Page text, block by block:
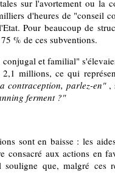
sur l'avortement ou la
d'heures de "conseil
Pour beaucoup de
% de ces subventions.
et familial"
millions, ce qui
contraception, parlez-en" ,
ferment ?"
sont en baisse : les
aux actions en
que, malgré ces